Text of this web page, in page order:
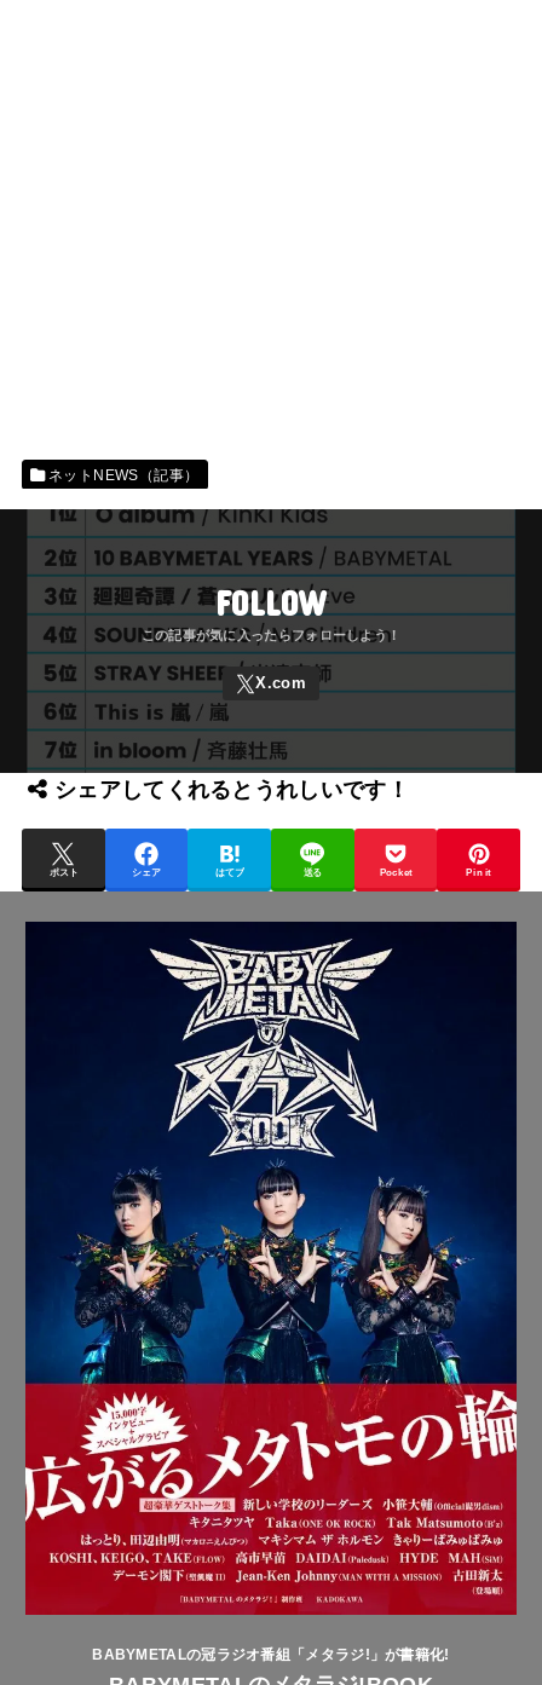
ネットNEWS（記事）
FOLLOW
シェアしてくれるとうれしいです！
ポスト シェア はてブ 送る Pocket Pin it
BABYMETALの冠ラジオ番組「メタラジ!」が書籍化!